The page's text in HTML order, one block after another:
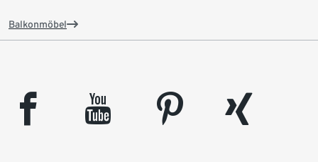
Balkonmöbel
facebook youtube pinterest
xing